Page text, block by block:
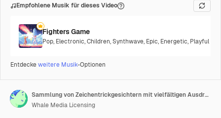
Empfohlene Musik für dieses Video
Fighters Game
Pop, Electronic,Children,Synthwave, Epic, Energetic, Playful
Entdeckeweitere Musik-Optionen
Sammlung von Zeichentrickgesichtern mit vielfältigen Ausdrücken
Whale Media Licensing